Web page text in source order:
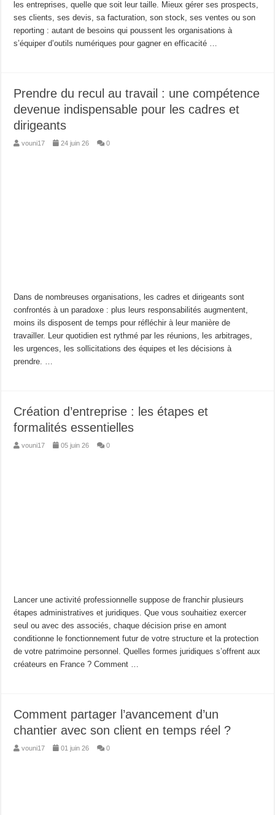
les entreprises, quelle que soit leur taille. Mieux gérer ses prospects,
ses clients, ses devis, sa facturation, son stock, ses ventes ou son
reporting : autant de besoins qui poussent les organisations à
s’équiper d’outils numériques pour gagner en efficacité …
Prendre du recul au travail : une compétence
devenue indispensable pour les cadres et
dirigeants
vouni17 24 juin 26 0
Dans de nombreuses organisations, les cadres et dirigeants sont
confrontés à un paradoxe : plus leurs responsabilités augmentent,
moins ils disposent de temps pour réfléchir à leur manière de
travailler. Leur quotidien est rythmé par les réunions, les arbitrages,
les urgences, les sollicitations des équipes et les décisions à
prendre. …
Création d’entreprise : les étapes et
formalités essentielles
vouni17 05 juin 26 0
Lancer une activité professionnelle suppose de franchir plusieurs
étapes administratives et juridiques. Que vous souhaitiez exercer
seul ou avec des associés, chaque décision prise en amont
conditionne le fonctionnement futur de votre structure et la protection
de votre patrimoine personnel. Quelles formes juridiques s’offrent aux
créateurs en France ? Comment …
Comment partager l’avancement d’un
chantier avec son client en temps réel ?
vouni17 01 juin 26 0